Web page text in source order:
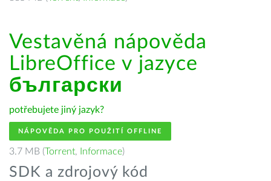
Vestavěná nápověda
LibreOffice v jazyce
български
potřebujete jiný jazyk?
NÁPOVĚDA PRO POUŽITÍ OFFLINE
3.7 MB (Torrent, Informace)
SDK a zdrojový kód